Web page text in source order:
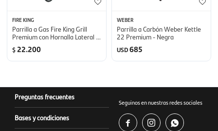
FIRE KING
Parrilla a Gas Fire King Grill
Premium con Hornalla Lateral -
Kyq43S
$22.200
WEBER
Parrilla a Carbón Weber Kettle
22 Premium - Negra
USD685
Preguntas frecuentes
Bases y condiciones
Seguinos en nuestras redes sociales
  